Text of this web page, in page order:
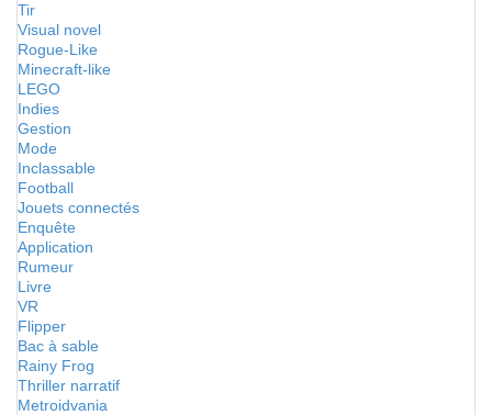
Tir
Visual novel
Rogue-Like
Minecraft-like
LEGO
Indies
Gestion
Mode
Inclassable
Football
Jouets connectés
Enquête
Application
Rumeur
Livre
VR
Flipper
Bac à sable
Rainy Frog
Thriller narratif
Metroidvania